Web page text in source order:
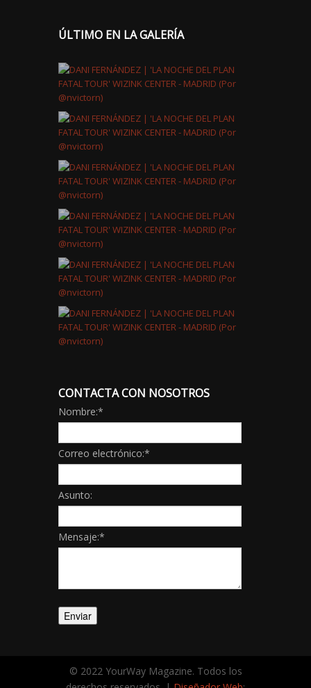
ÚLTIMO EN LA GALERÍA
CONTACTA CON NOSOTROS
Nombre:*
Correo electrónico:*
Asunto:
Mensaje:*
© 2022 YourWay Magazine. Todos los